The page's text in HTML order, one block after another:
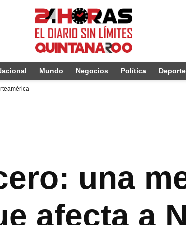
Mundo Negocios Política
una
afecta a